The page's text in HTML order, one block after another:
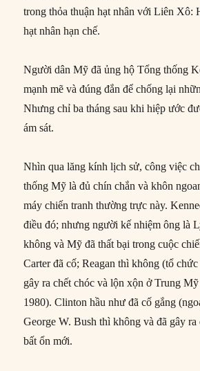
trong thỏa thuận hạt nhân với Liên Xô:
hạt nhân hạn chế.
Người dân Mỹ đã ủng hộ Tổng thống
mạnh mẽ và đúng đắn để chống lại
Nhưng chỉ ba tháng sau khi hiệp ước
ám sát.
Nhìn qua lăng kính lịch sử, công việc
thống Mỹ là đủ chín chắn và khôn
máy chiến tranh thường trực này.
điều đó; nhưng người kế nhiệm ông là
không và Mỹ đã thất bại trong cuộc
Carter đã cố; Reagan thì không (tổ
gây ra chết chóc và lộn xộn ở Trung
1980). Clinton hầu như đã cố gắng
George W. Bush thì không và đã gây ra
bất ổn mới.